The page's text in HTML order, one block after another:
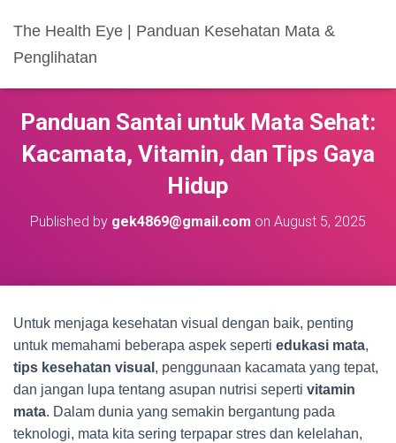
The Health Eye | Panduan Kesehatan Mata &
Penglihatan
Panduan Santai untuk Mata Sehat:
Kacamata, Vitamin, dan Tips Gaya
Hidup
Published by gek4869@gmail.com on August 5, 2025
Untuk menjaga kesehatan visual dengan baik, penting
untuk memahami beberapa aspek seperti edukasi mata,
tips kesehatan visual , penggunaan kacamata yang tepat,
dan jangan lupa tentang asupan nutrisi seperti vitamin
mata. Dalam dunia yang semakin bergantung pada
teknologi, mata kita sering terpapar stres dan kelelahan,